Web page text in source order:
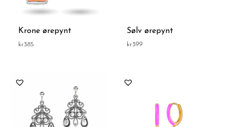
Krone ørepynt
kr385
Sølv ørepynt
kr399